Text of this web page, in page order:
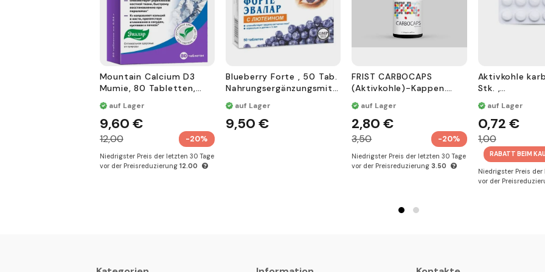
Mountain Calcium D3
Mumie, 80 Tabletten,
Nahrungsergänzungsmitt
elauf Lager
9,60 €
12,00 -20%
Niedrigster Preis der letzten 30 Tage
vor der Preisreduzierung 12.00
Blueberry Forte , 50 Tab.
Nahrungsergänzungsmitt
el
auf Lager
9,50 €
FRIST CARBOCAPS
(Aktivkohle)-Kappen.
N20,
Nahrungsergänzungsmitt
el
auf Lager
2,80 €
3,50 -20%
Niedrigster Preis der letzten 30 Tage
vor der Preisreduzierung3.50
Aktivkohle
Stk. ,
elauf Lager
0,72 €
1,00
RABATT BEIM
Niedrigster Preis der
vor der